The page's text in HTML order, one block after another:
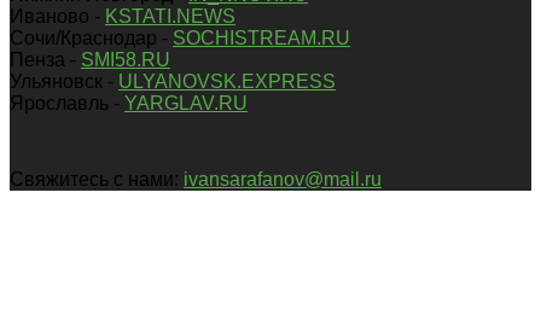
Иваново - KSTATI.NEWS
Сочи/Краснодар - SOCHISTREAM.RU
Пенза - SMI58.RU
Ульяновск - ULYANOVSK.EXPRESS
Ярославль - YARGLAV.RU
Свяжитесь с нами: ivansarafanov@mail.ru